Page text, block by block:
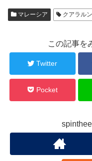
マレーシア クアラル
この記事を
Twitter
Pocket